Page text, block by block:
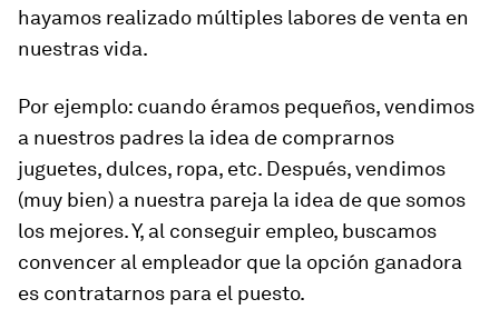
hayamos realizado múltiples labores de venta en
nuestras vida.
Por ejemplo: cuando éramos pequeños, vendimos
a nuestros padres la idea de comprarnos
juguetes, dulces, ropa, etc. Después, vendimos
(muy bien) a nuestra pareja la idea de que somos
los mejores. Y, al conseguir empleo, buscamos
convencer al empleador que la opción ganadora
es contratarnos para el puesto.